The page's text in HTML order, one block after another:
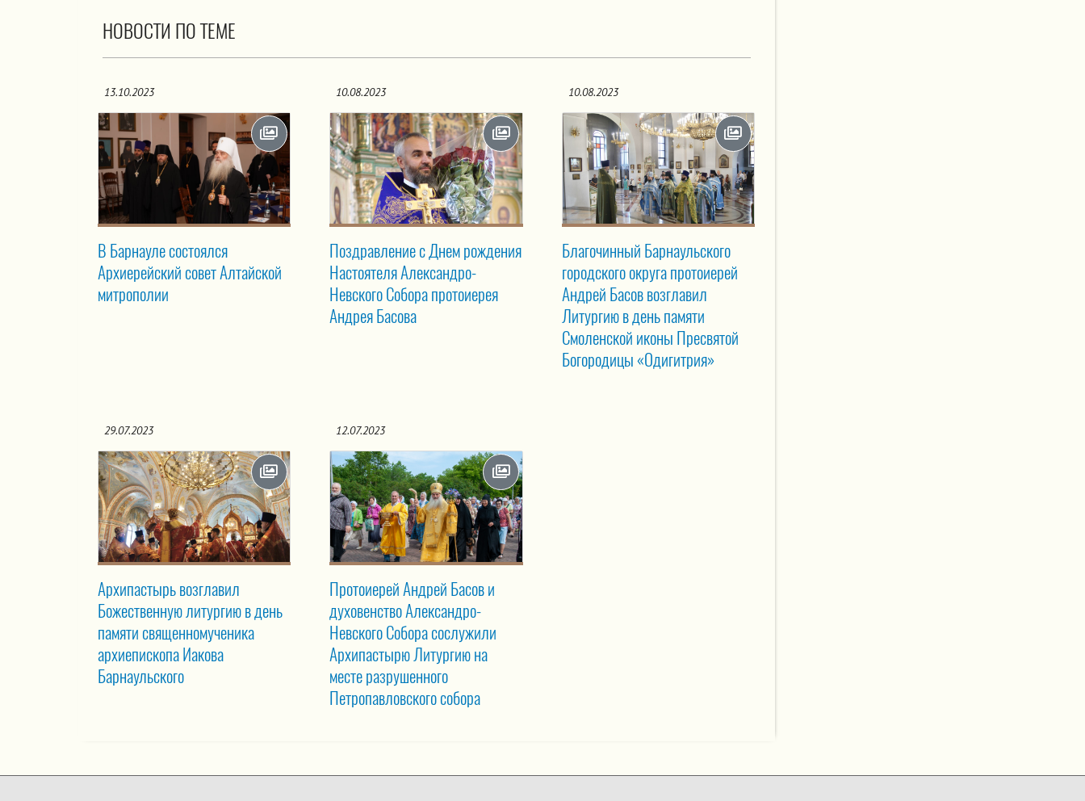
НОВОСТИ ПО ТЕМЕ
13.10.2023
В Барнауле состоялся
Архиерейский совет Алтайской
митрополии
10.08.2023
Поздравление с Днем рождения
Настоятеля Александро-
Невского Собора протоиерея
Андрея Басова
10.08.2023
Благочинный Барнаульского
городского округа протоиерей
Андрей Басов возглавил
Литургию в день памяти
Смоленской иконы Пресвятой
Богородицы «Одигитрия»
29.07.2023
Архипастырь возглавил
Божественную литургию в день
памяти священномученика
архиепископа Иакова
Барнаульского
12.07.2023
Протоиерей Андрей Басов и
духовенство Александро-
Невского Собора сослужили
Архипастырю Литургию на
месте разрушенного
Петропавловского собора